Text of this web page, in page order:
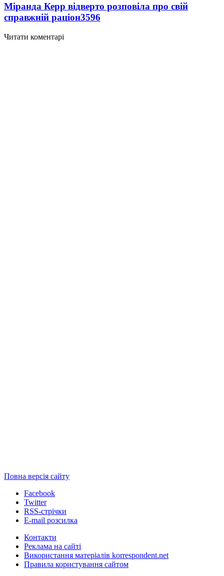
Міранда Керр відверто розповіла про свій
справжній раціон3596
Читати коментарі
Повна версія сайту
Facebook
Twitter
RSS-стрічки
E-mail розсилка
Контакти
Реклама на сайті
Використання матеріалів korrespondent.net
Правила користування сайтом